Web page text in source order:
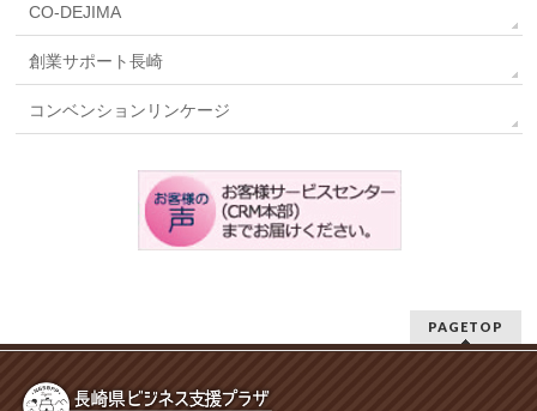
CO-DEJIMA
創業サポート長崎
コンベンションリンケージ
PAGETOP